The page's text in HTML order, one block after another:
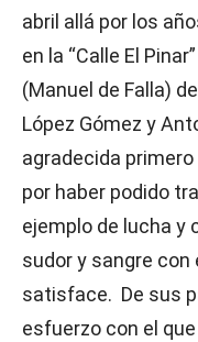
abril allá por los
en la “Calle El Pinar”
(Manuel de Falla)
López Gómez y
agradecida primero
por haber podido
ejemplo de lucha y
sudor y sangre con
satisface. De sus
esfuerzo con el